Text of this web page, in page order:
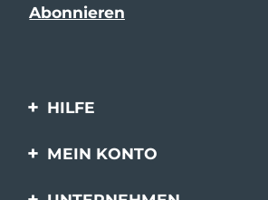
HILFE
Kontaktiere uns
MEIN KONTO